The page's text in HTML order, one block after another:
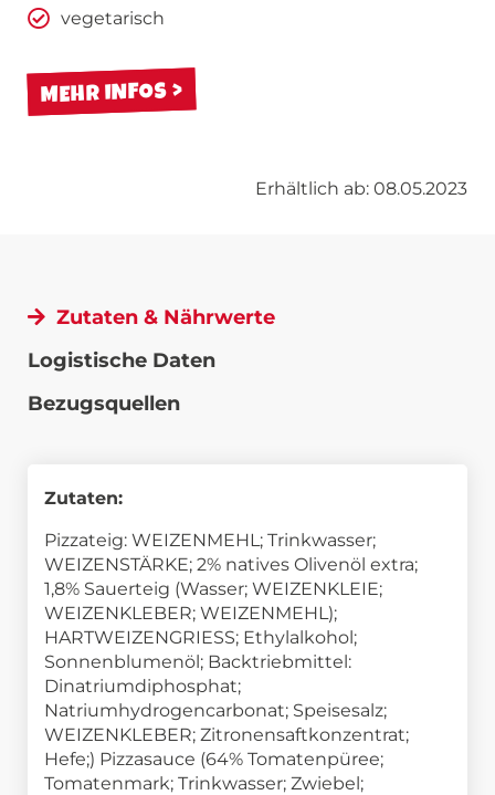
vegetarisch
MEHR INFOS
Erhältlich ab: 08.05.2023
Zutaten & Nährwerte
Logistische Daten
Bezugsquellen
Zutaten:
Pizzateig: WEIZENMEHL; Trinkwasser;
WEIZENSTÄRKE; 2% natives Olivenöl extra;
1,8% Sauerteig (Wasser; WEIZENKLEIE;
WEIZENKLEBER; WEIZENMEHL);
HARTWEIZENGRIESS; Ethylalkohol;
Sonnenblumenöl; Backtriebmittel:
Dinatriumdiphosphat;
Natriumhydrogencarbonat; Speisesalz;
WEIZENKLEBER; Zitronensaftkonzentrat;
Hefe;) Pizzasauce (64% Tomatenpüree;
Tomatenmark; Trinkwasser; Zwiebel;